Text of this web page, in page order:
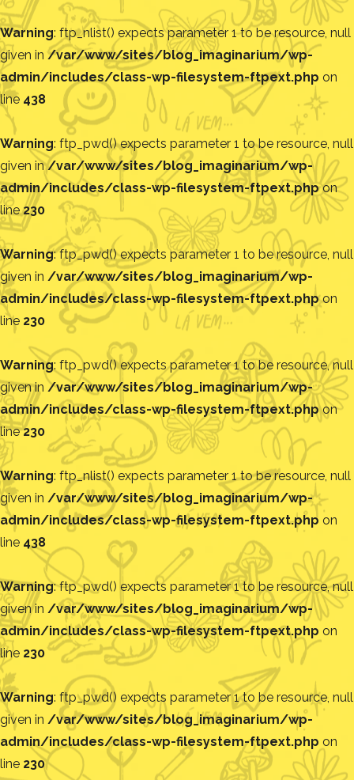
Warning: ftp_nlist() expects parameter 1 to be resource, null
given in /var/www/sites/blog_imaginarium/wp-
admin/includes/class-wp-filesystem-ftpext.php on
line 438
Warning: ftp_pwd() expects parameter 1 to be resource, null
given in/var/www/sites/blog_imaginarium/wp-
admin/includes/class-wp-filesystem-ftpext.phpon
line230
Warning: ftp_pwd() expects parameter 1 to be resource, null
given in /var/www/sites/blog_imaginarium/wp-
admin/includes/class-wp-filesystem-ftpext.phpon
line 230
Warning: ftp_pwd() expects parameter 1 to be resource, null
given in /var/www/sites/blog_imaginarium/wp-
admin/includes/class-wp-filesystem-ftpext.phpon
line230
Warning: ftp_nlist() expects parameter 1 to be resource, null
given in /var/www/sites/blog_imaginarium/wp-
admin/includes/class-wp-filesystem-ftpext.php on
line 438
Warning: ftp_pwd() expects parameter 1 to be resource, null
given in /var/www/sites/blog_imaginarium/wp-
admin/includes/class-wp-filesystem-ftpext.php on
line 230
Warning: ftp_pwd() expects parameter 1 to be resource, null
given in /var/www/sites/blog_imaginarium/wp-
admin/includes/class-wp-filesystem-ftpext.php on
line 230